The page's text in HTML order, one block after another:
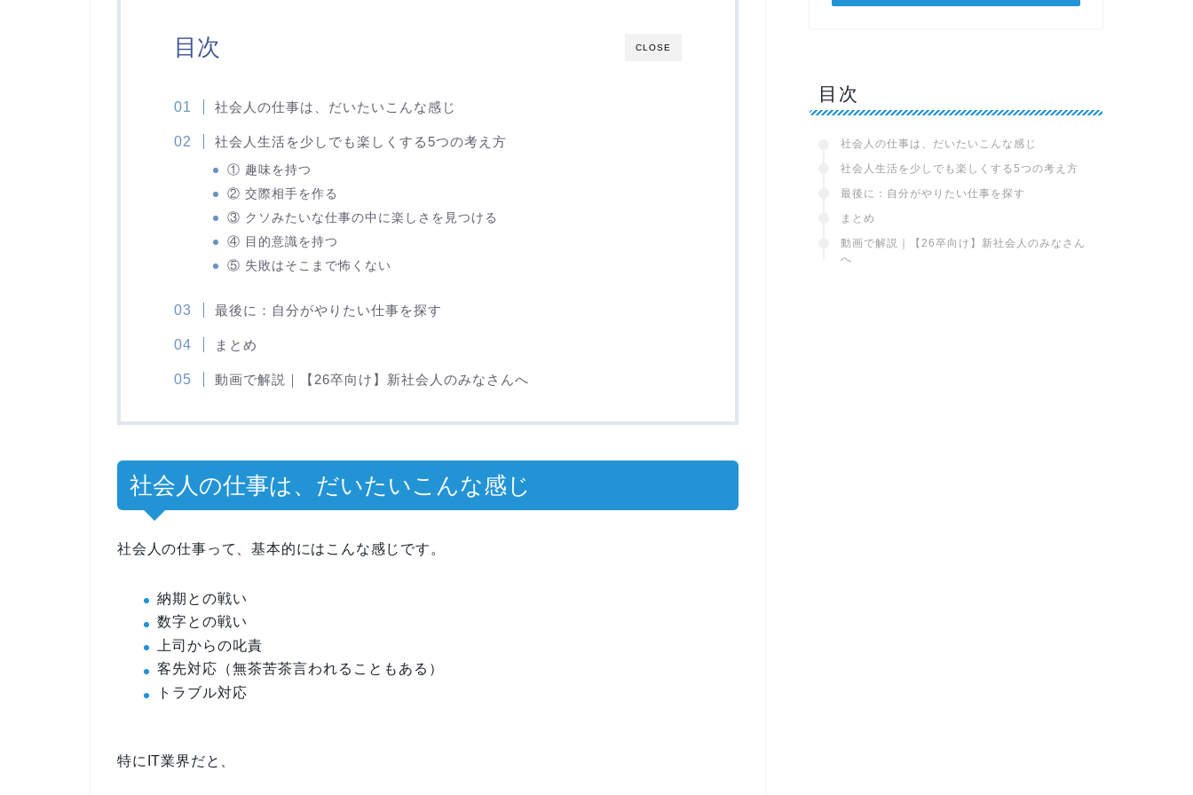
CLOSE
目次
社会人の仕事は、だいたいこんな感じ
社会人生活を少しでも楽しくする5つの考え方
① 趣味を持つ
② 交際相手を作る
③ クソみたいな仕事の中に楽しさを見つける
④ 目的意識を持つ
⑤ 失敗はそこまで怖くない
最後に：自分がやりたい仕事を探す
まとめ
動画で解説｜【26卒向け】新社会人のみなさんへ
社会人の仕事は、だいたいこんな感じ
社会人の仕事って、基本的にはこんな感じです。
納期との戦い
数字との戦い
上司からの叱責
客先対応（無茶苦茶言われることもある）
トラブル対応
特にIT業界だと、
目次
社会人の仕事は、だいたいこんな感じ
社会人生活を少しでも楽しくする5つの考え方
最後に：自分がやりたい仕事を探す
まとめ
動画で解説｜【26卒向け】新社会人のみなさん
へ